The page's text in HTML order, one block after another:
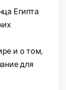
Египта
и о том,
для